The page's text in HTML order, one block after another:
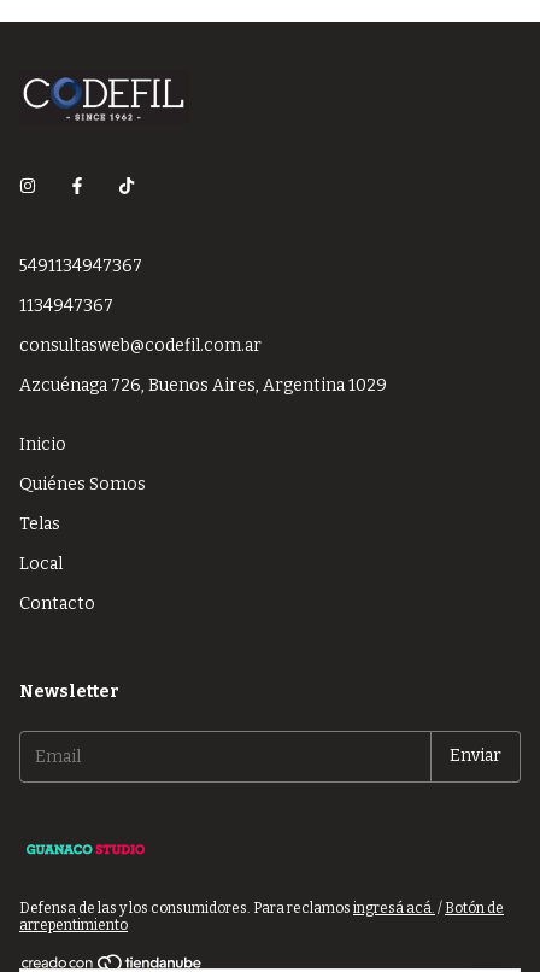
5491134947367
1134947367
consultasweb@codefil.com.ar
Azcuénaga 726, Buenos Aires, Argentina 1029
Inicio
Quiénes Somos
Telas
Local
Contacto
Newsletter
Defensa de las y los consumidores. Para reclamos ingresá acá. / Botón de
arrepentimiento